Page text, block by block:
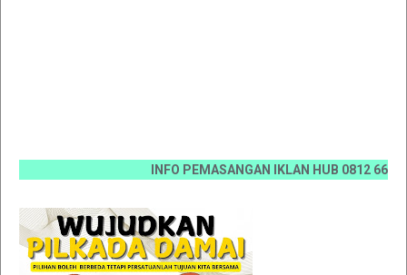
INFO PEMASANGAN IKLAN HUB 0812 6670